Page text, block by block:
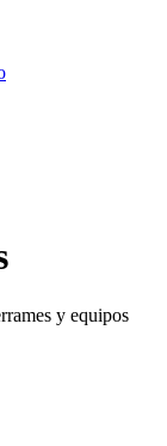
y equipos